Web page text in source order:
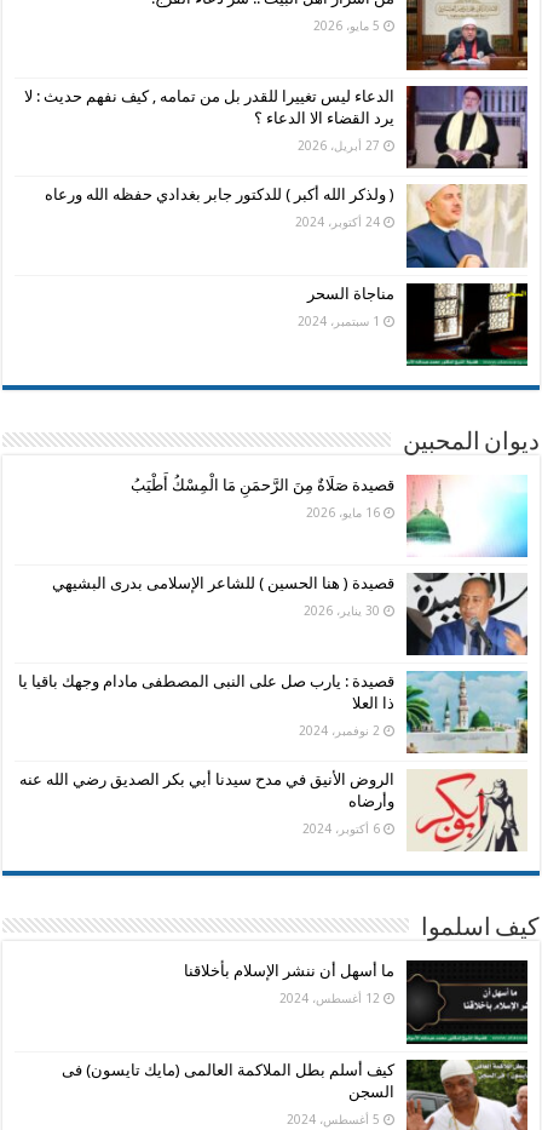
5 مايو، 2026
الدعاء ليس تغييرا للقدر بل من تمامه , كيف نفهم حديث : لا
يرد القضاء الا الدعاء ؟
27 أبريل، 2026
( ولذكر الله أكبر ) للدكتور جابر بغدادي حفظه الله ورعاه
24 أكتوبر، 2024
مناجاة السحر
1 سبتمبر، 2024
ديوان المحبين
قصيدة صَلَاةٌ مِنَ الرَّحمَنِ مَا الْمِسْكُ أَطْيَبُ
16 مايو، 2026
قصيدة ( هنا الحسين ) للشاعر الإسلامى بدرى البشيهي
30 يناير، 2026
قصيدة : يارب صل على النبى المصطفى مادام وجهك باقيا يا
ذا العلا
2 نوفمبر، 2024
الروض الأنيق في مدح سيدنا أبي بكر الصديق رضي الله عنه
وأرضاه
6 أكتوبر، 2024
كيف اسلموا
ما أسهل أن ننشر الإسلام بأخلاقنا
12 أغسطس، 2024
كيف أسلم بطل الملاكمة العالمى (مايك تايسون) فى
السجن
5 أغسطس، 2024